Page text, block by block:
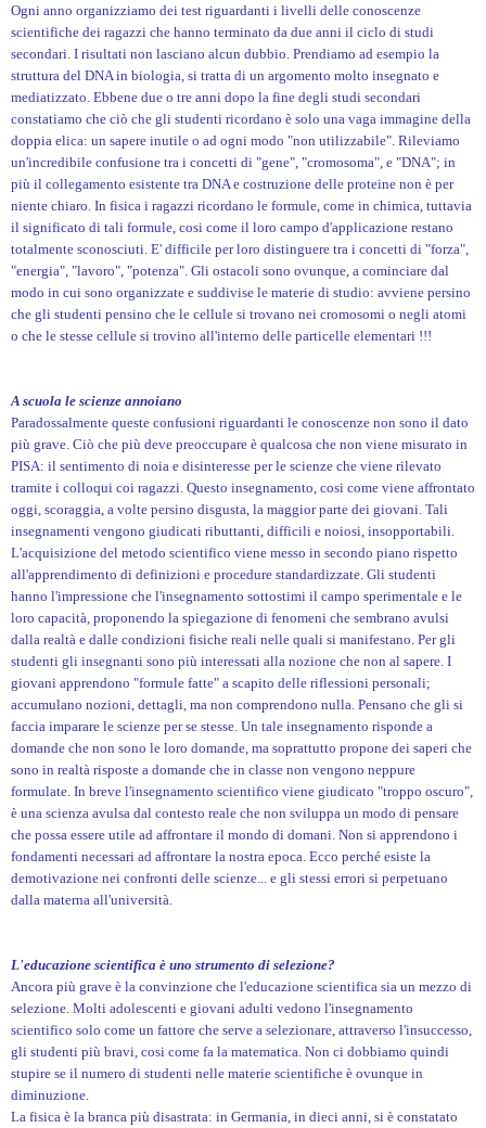
Ogni anno organizziamo dei test riguardanti i livelli delle conoscenze
scientifiche dei ragazzi che hanno terminato da due anni il ciclo di studi
secondari. I risultati non lasciano alcun dubbio. Prendiamo ad esempio la
struttura del DNA in biologia, si tratta di un argomento molto insegnato e
mediatizzato. Ebbene due o tre anni dopo la fine degli studi secondari
constatiamo che ciò che gli studenti ricordano è solo una vaga immagine della
doppia elica: un sapere inutile o ad ogni modo "non utilizzabile". Rileviamo
un'incredibile confusione tra i concetti di "gene", "cromosoma", e "DNA"; in
più il collegamento esistente tra DNA e costruzione delle proteine non è per
niente chiaro. In fisica i ragazzi ricordano le formule, come in chimica, tuttavia
il significato di tali formule, cosi come il loro campo d'applicazione restano
totalmente sconosciuti. E' difficile per loro distinguere tra i concetti di "forza",
"energia", "lavoro", "potenza". Gli ostacoli sono ovunque, a cominciare dal
modo in cui sono organizzate e suddivise le materie di studio: avviene persino
che gli studenti pensino che le cellule si trovano nei cromosomi o negli atomi
o che le stesse cellule si trovino all'interno delle particelle elementari !!!
A scuola le scienze annoiano
Paradossalmente queste confusioni riguardanti le conoscenze non sono il dato
più grave. Ciò che più deve preoccupare è qualcosa che non viene misurato in
PISA: il sentimento di noia e disinteresse per le scienze che viene rilevato
tramite i colloqui coi ragazzi. Questo insegnamento, cosi come viene affrontato
oggi, scoraggia, a volte persino disgusta, la maggior parte dei giovani. Tali
insegnamenti vengono giudicati ributtanti, difficili e noiosi, insopportabili.
L'acquisizione del metodo scientifico viene messo in secondo piano rispetto
all'apprendimento di definizioni e procedure standardizzate. Gli studenti
hanno l'impressione che l'insegnamento sottostimi il campo sperimentale e le
loro capacità, proponendo la spiegazione di fenomeni che sembrano avulsi
dalla realtà e dalle condizioni fisiche reali nelle quali si manifestano. Per gli
studenti gli insegnanti sono più interessati alla nozione che non al sapere. I
giovani apprendono "formule fatte" a scapito delle riflessioni personali;
accumulano nozioni, dettagli, ma non comprendono nulla. Pensano che gli si
faccia imparare le scienze per se stesse. Un tale insegnamento risponde a
domande che non sono le loro domande, ma soprattutto propone dei saperi che
sono in realtà risposte a domande che in classe non vengono neppure
formulate. In breve l'insegnamento scientifico viene giudicato "troppo oscuro",
è una scienza avulsa dal contesto reale che non sviluppa un modo di pensare
che possa essere utile ad affrontare il mondo di domani. Non si apprendono i
fondamenti necessari ad affrontare la nostra epoca. Ecco perché esiste la
demotivazione nei confronti delle scienze... e gli stessi errori si perpetuano
dalla materna all'università.
L'educazione scientifica è uno strumento di selezione?
Ancora più grave è la convinzione che l'educazione scientifica sia un mezzo di
selezione. Molti adolescenti e giovani adulti vedono l'insegnamento
scientifico solo come un fattore che serve a selezionare, attraverso l'insuccesso,
gli studenti più bravi, cosi come fa la matematica. Non ci dobbiamo quindi
stupire se il numero di studenti nelle materie scientifiche è ovunque in
diminuzione.
La fisica è la branca più disastrata: in Germania, in dieci anni, si è constatato